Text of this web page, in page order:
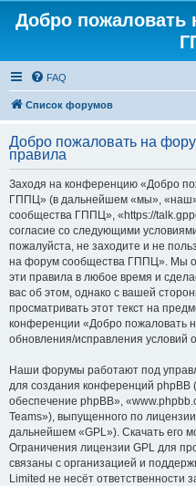
Добро пожаловать
FAQ
Список форумов
Добро пожаловать на
правила
Заходя на конференцию «Добро
ГППЦ» (в дальнейшем «мы»,
сообщества ГППЦ», «https://
согласие со следующими
пожалуйста, не заходите и не
на форум сообщества ГППЦ». Мы
эти правила в любое время и
вас об этом, однако с вашей
просматривать этот текст на
конференции «Добро пожаловать
обновления/исправления условий
Наши форумы работают под
для создания конференций
обеспечение phpBB»,
Teams»), выпущенного по
дальнейшем «GPL»). Скачать его
Ограничения лицензии GPL для
связаны с организацией и
Limited не несёт ответственности